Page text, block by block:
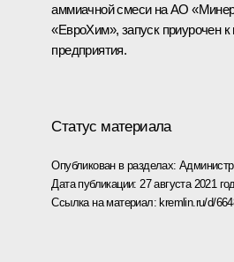
аммиачной смеси на АО
«ЕвроХим», запуск приурочен
предприятия.
Статус материала
Опубликован в разделах:
Дата публикации: 27 августа 2021
Ссылка на материал: kremlin.ru/d/